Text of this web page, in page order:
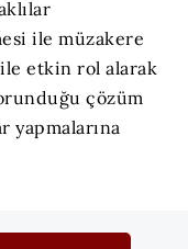
ile müzakere
etkin rol alarak
çözüm
yapmalarına